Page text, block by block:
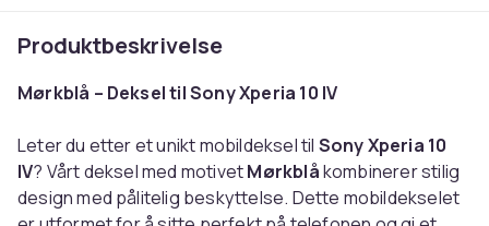
Produktbeskrivelse
Mørkblå – Deksel til Sony Xperia 10 IV
Leter du etter et unikt mobildeksel til Sony Xperia 10
IV? Vårt deksel med motivetMørkblåkombinerer stilig
design med pålitelig beskyttelse. Dette mobildekselet